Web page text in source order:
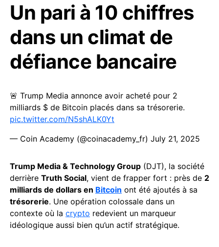
Un pari à 10 chiffres
dans un climat de
défiance bancaire
🚨 Trump Media annonce avoir acheté pour 2
milliards $ de Bitcoin placés dans sa trésorerie.
pic.twitter.com/N5shALK0Yt
— Coin Academy (@coinacademy_fr) July 21, 2025
Trump Media & Technology Group (DJT), la société
derrière Truth Social, vient de frapper fort : près de 2
milliards de dollars en Bitcoin ont été ajoutés à sa
trésorerie. Une opération colossale dans un
contexte où la crypto redevient un marqueur
idéologique aussi bien qu’un actif stratégique.